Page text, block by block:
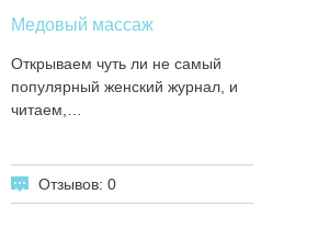
Медовый массаж
Открываем чуть ли не самый
популярный женский журнал, и
читаем,…
Отзывов: 0